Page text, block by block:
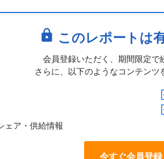
このレポートは
会員登録いただく、期間限定で
さらに、以下のようなコンテンツ
ェア・供給情報
今すぐ会員登録